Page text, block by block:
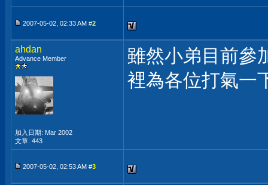
2007-05-02, 02:33 AM #2
ahdan
Advance Member
加入日期: Mar 2002
文章: 443
雖然小弟目前參
裡為各位打氣一
2007-05-02, 02:53 AM #3